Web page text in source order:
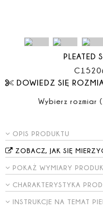
PLEATED
DOWIEDZ SIĘ
Wybierz rozmiar
OPIS PRODUKTU
ZOBACZ, JAK SIĘ
POKAŻ WYMIARY
CHARAKTERYSTYKA
INSTRUKCJE NA TEMAT